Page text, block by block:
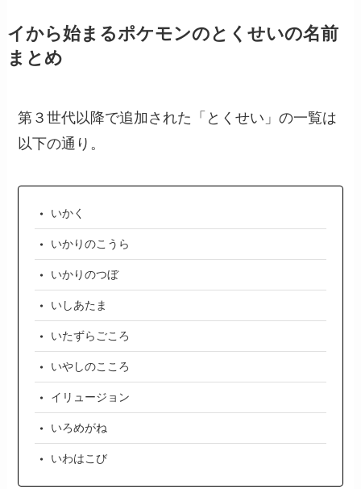
イから始まるポケモンのとくせいの名前
まとめ
第３世代以降で追加された「とくせい」の一覧は
以下の通り。
いかく
いかりのこうら
いかりのつぼ
いしあたま
いたずらごころ
いやしのこころ
イリュージョン
いろめがね
いわはこび